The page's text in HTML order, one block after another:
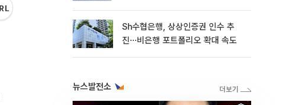
Sh수협은행, 상상인증권 인수 추
진⋯비은행 포트폴리오 확대 속도
뉴스발전소